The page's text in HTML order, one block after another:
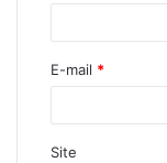
E-mail *
Site